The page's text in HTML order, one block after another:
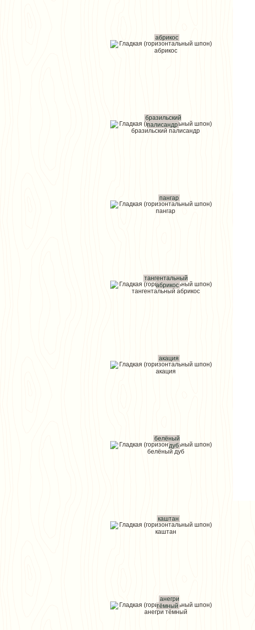
абрикос
бразильский
палисандр
пангар
тангентальный
абрикос
акация
белёный
дуб
каштан
анегри
тёмный